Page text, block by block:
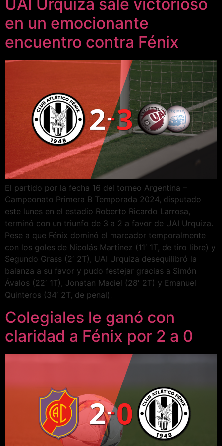
UAI Urquiza sale victorioso
en un emocionante
encuentro contra Fénix
El partido por la fecha 16 del torneo Argentina –
Campeonato Primera B Temporada 2024, disputado
este lunes en el estadio Roberto Ricardo Larrosa,
terminó con un triunfo de 3 a 2 a favor de UAI Urquiza.
Pese a que Fénix dominó el marcador temporalmente
con los goles de Nicolás Martínez (11′ 1T, de tiro libre) y
Segundo Grass (2′ 2T), UAI Urquiza desequilibró la
balanza a su favor y pudo festejar gracias a Simón
Ávalos (22′ 1T), Jonatan Maciel (28′ 2T) y Emanuel
Quinteros (34′ 2T, de penal).
Colegiales le ganó con
claridad a Fénix por 2 a 0